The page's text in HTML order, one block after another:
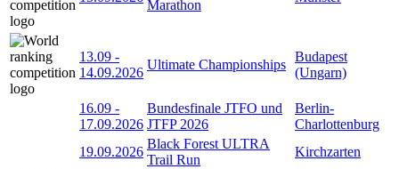
Marathon
13.09 -
14.09.2026
Ultimate Championships
Budapest
(Ungarn)
16.09 -
17.09.2026
Bundesfinale JTFO und
JTFP 2026
Berlin-
Charlottenburg
19.09.2026
Black Forest ULTRA
Trail Run
Kirchzarten